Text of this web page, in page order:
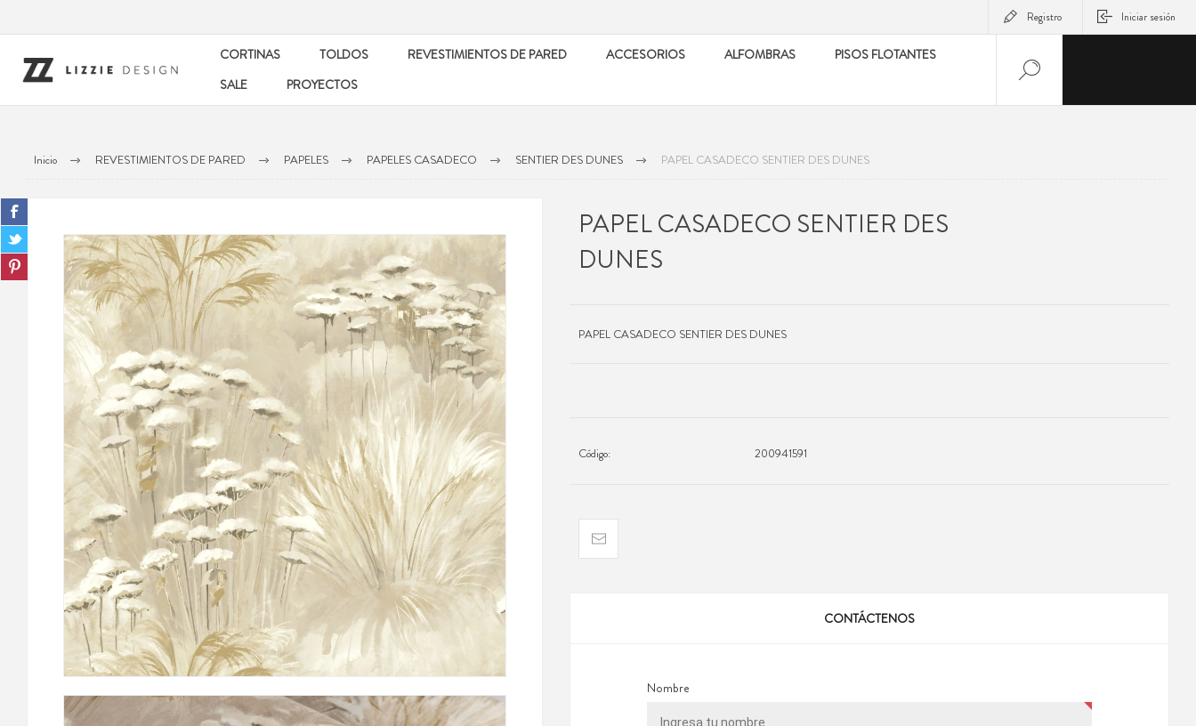
Registro Iniciar sesión
CORTINAS TOLDOS REVESTIMIENTOS DE PARED ACCESORIOS ALFOMBRAS
PISOS FLOTANTES
SALE
PROYECTOS
Inicio REVESTIMIENTOS DE PARED PAPELES PAPELES CASADECO SENTIER DES DUNES PAPEL CASADECO SENTIER DES DUNES
PAPEL CASADECO SENTIER DES
DUNES
PAPEL CASADECO SENTIER DES DUNES
Código: 200941591
CONTÁCTENOS
Nombre